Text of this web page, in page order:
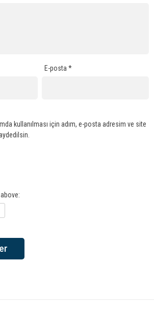
E-posta*
kullanılması için adım, e-posta adresim ve site